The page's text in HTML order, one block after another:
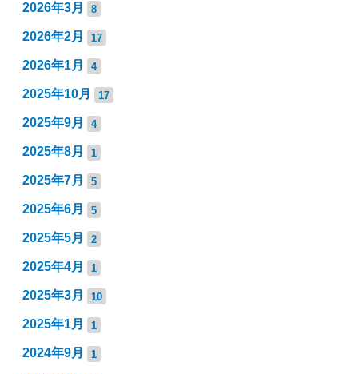
2026年3月 8
2026年2月 17
2026年1月 4
2025年10月 17
2025年9月 4
2025年8月 1
2025年7月 5
2025年6月 5
2025年5月 2
2025年4月 1
2025年3月 10
2025年1月 1
2024年9月 1